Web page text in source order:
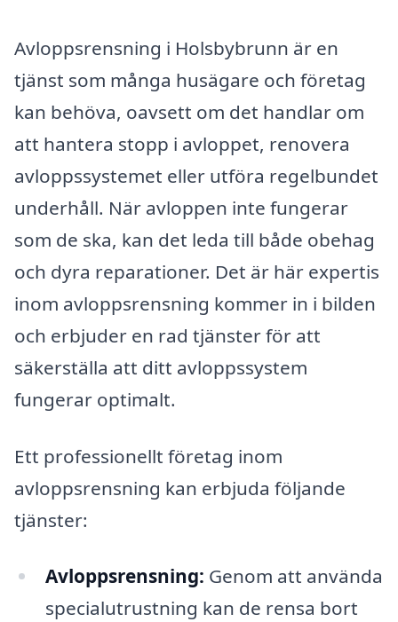
Avloppsrensning i Holsbybrunn är en
tjänst som många husägare och företag
kan behöva, oavsett om det handlar om
att hantera stopp i avloppet, renovera
avloppssystemet eller utföra regelbundet
underhåll. När avloppen inte fungerar
som de ska, kan det leda till både obehag
och dyra reparationer. Det är här expertis
inom avloppsrensning kommer in i bilden
och erbjuder en rad tjänster för att
säkerställa att ditt avloppssystem
fungerar optimalt.
Ett professionellt företag inom
avloppsrensning kan erbjuda följande
tjänster:
Avloppsrensning: Genom att använda
specialutrustning kan de rensa bort